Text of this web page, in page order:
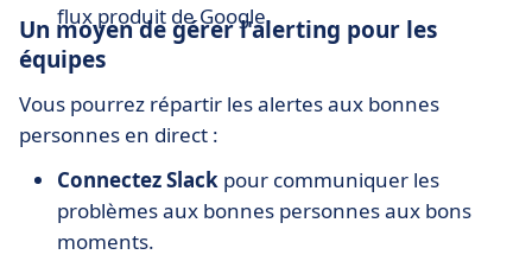
flux produit de Google.
Un moyen de gérer l'alerting pour les
équipes
Vous pourrez répartir les alertes aux bonnes
personnes en direct :
Connectez Slack pour communiquer les
problèmes aux bonnes personnes aux bons
moments.